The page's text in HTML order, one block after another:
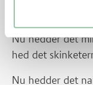
Nu hedder det
hed det
Nu hedder det